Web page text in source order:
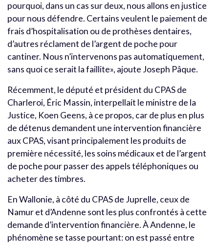
pourquoi, dans un cas sur deux, nous allons en justice
pour nous défendre. Certains veulent le paiement de
frais d’hospitalisation ou de prothèses dentaires,
d’autres réclament de l’argent de poche pour
cantiner. Nous n’intervenons pas automatiquement,
sans quoi ce serait la faillite», ajoute Joseph Pâque.
Récemment, le député et président du CPAS de
Charleroi, Éric Massin, interpellait le ministre de la
Justice, Koen Geens, à ce propos, car de plus en plus
de détenus demandent une intervention financière
aux CPAS, visant principalement les produits de
première nécessité, les soins médicaux et de l’argent
de poche pour passer des appels téléphoniques ou
acheter des timbres.
En Wallonie, à côté du CPAS de Juprelle, ceux de
Namur et d’Andenne sont les plus confrontés à cette
demande d’intervention financière. À Andenne, le
phénomène se tasse pourtant: on est passé entre